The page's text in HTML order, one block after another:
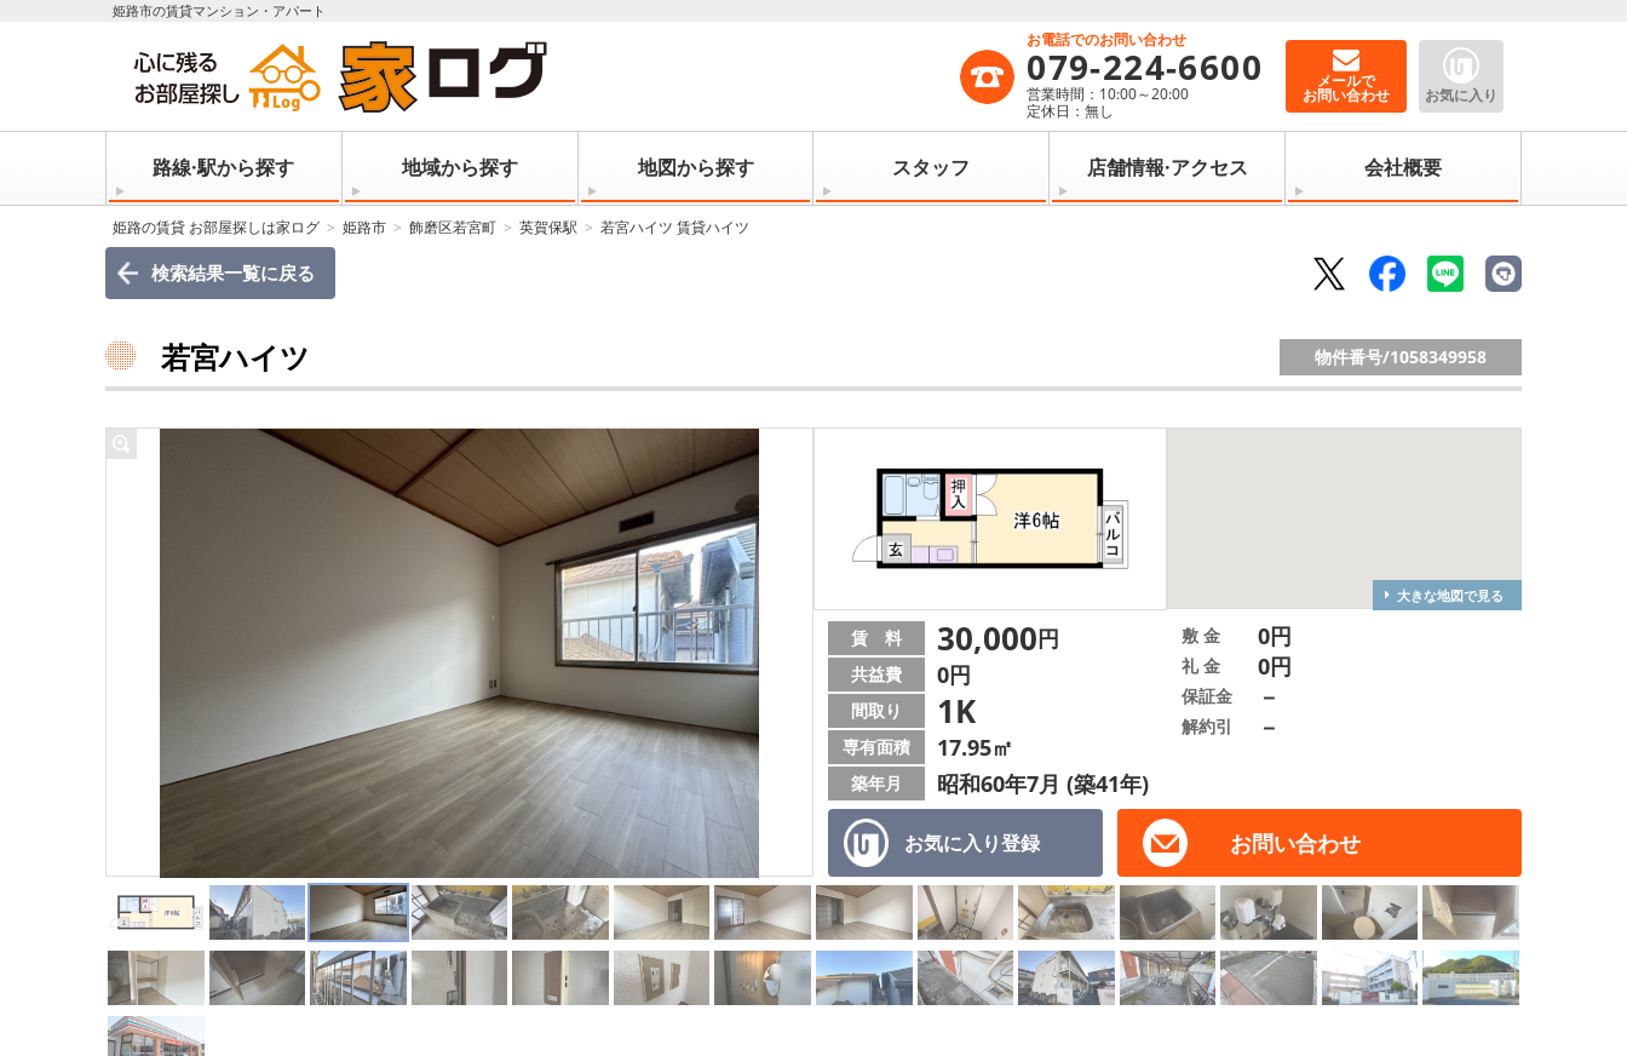
姫路市の賃貸マンション・アパート
お電話でのお問い合わせ
079-224-6600
営業時間：10:00～20:00
定休日：無し
メールで
お問い合わせ お気に入り
路線·駅から探す 地域から探す 地図から探す スタッフ 店舗情報·アクセス 会社概要
姫路の賃貸 お部屋探しは家ログ 姫路市 飾磨区若宮町 英賀保駅 若宮ハイツ 賃貸ハイツ
検索結果一覧に戻る
若宮ハイツ 物件番号/1058349958
大きな地図で見る
お気に入り登録 お問い合わせ
賃 料 30,000円
共益費 0円
間取り 1K
専有面積 17.95㎡
築年月 昭和60年7月 (築41年)
敷 金 0円
礼 金 0円
保証金 －
解約引 －